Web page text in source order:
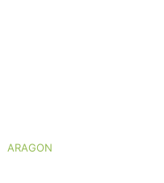
ARAGON